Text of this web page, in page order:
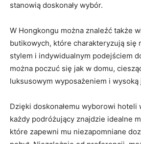
stanowią doskonały‌ wybór.
W Hongkongu można znaleźć⁣ także
butikowych, które charakteryzują się
stylem i indywidualnym podejściem
można poczuć się jak w domu,
⁤luksusowym wyposażeniem i wysoką
Dzięki doskonałemu wyborowi ​hoteli
każdy podróżujący znajdzie idealne
które⁢ zapewni mu⁤ niezapomniane